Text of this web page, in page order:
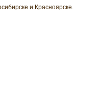
и Красноярске.